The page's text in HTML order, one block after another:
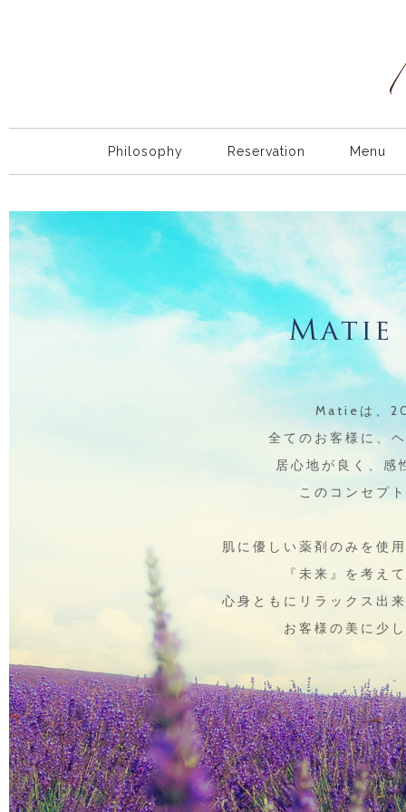
Philosophy Reservation Menu
Matieは、
全てのお客様に、
居心地が良く、感
このコンセプ
肌に優しい薬剤のみを使
『未来』を考え
心身ともにリラックス出
お客様の美に少